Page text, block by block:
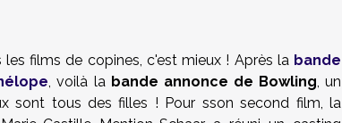
films de copines, c'est mieux ! Après la bande
, voilà la bande annonce de Bowling, un
sont tous des filles ! Pour sson second film, la